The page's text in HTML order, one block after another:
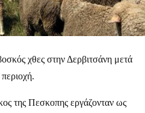
χθες στην Δερβιτσάνη μετά
της Πεσκοπης εργάζονταν ως